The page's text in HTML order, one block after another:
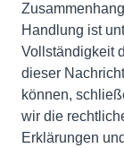
Handlung ist
Vollständigkeit
dieser
können,
wir die
Erklärungen und